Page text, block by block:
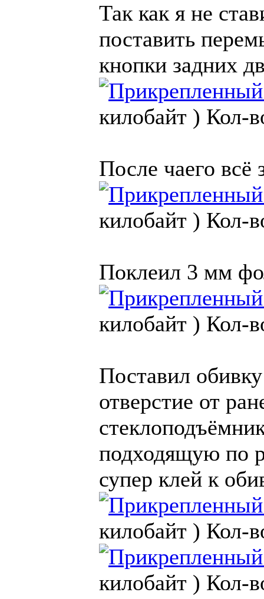
Так как я не
поставить
кнопки задних
килобайт ) Кол-
После чаего всё
килобайт ) Кол-
Поклеил 3 мм
килобайт ) Кол-
Поставил
отверстие от
подходящую по
супер клей к
килобайт ) Кол-
килобайт ) Кол-